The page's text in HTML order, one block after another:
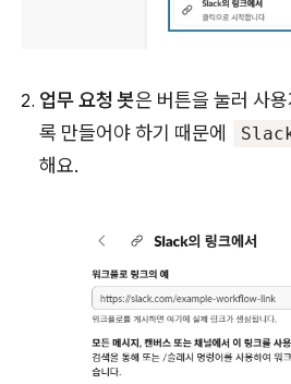
업무 요청 봇은 버튼을 눌러 사
록 만들어야 하기 때문에
해요.